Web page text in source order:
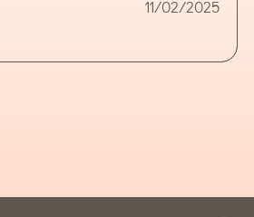
progresiva hasta
han entrado en vigor
11/02/2025